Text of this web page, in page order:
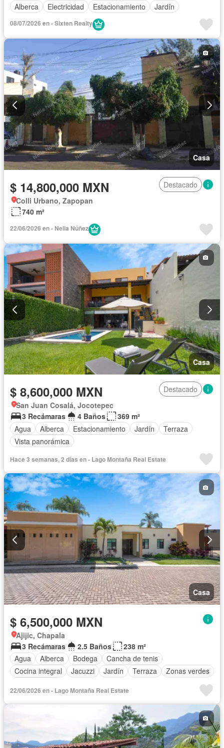
Alberca
Electricidad Estacionamiento Jardín
08/07/2026 en - Sixten Realty
Casa
$ 14,800,000 MXN
Destacado
Colli Urbano, Zapopan
740 m²
22/06/2026 en - Nelia Núñez
Casa
$ 8,600,000 MXN
Destacado
San Juan Cosalá, Jocotepec
3 Recámaras
4 Baños
369 m²
Agua
Alberca Estacionamiento Jardín
Terraza
Vista panorámica
Hace 3 semanas, 2 días en - Lago Montaña Real Estate
Casa
$ 6,500,000 MXN
Ajijic, Chapala
3 Recámaras
2.5 Baños
238 m²
Agua
Alberca Bodega
Cancha de tenis
Cocina integral
Jacuzzi Jardín Terraza
Zonas verdes
22/06/2026 en - Lago Montaña Real Estate